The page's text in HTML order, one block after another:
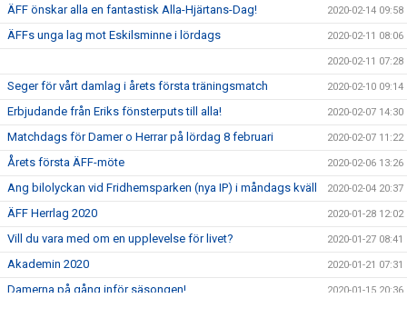
ÄFF önskar alla en fantastisk Alla-Hjärtans-Dag! 2020-02-14 09:58
ÄFFs unga lag mot Eskilsminne i lördags 2020-02-11 08:06
2020-02-11 07:28
Seger för vårt damlag i årets första träningsmatch 2020-02-10 09:14
Erbjudande från Eriks fönsterputs till alla! 2020-02-07 14:30
Matchdags för Damer o Herrar på lördag 8 februari 2020-02-07 11:22
Årets första ÄFF-möte 2020-02-06 13:26
Ang bilolyckan vid Fridhemsparken (nya IP) i måndags kväll 2020-02-04 20:37
ÄFF Herrlag 2020 2020-01-28 12:02
Vill du vara med om en upplevelse för livet? 2020-01-27 08:41
Akademin 2020 2020-01-21 07:31
Damerna på gång inför säsongen! 2020-01-15 20:36